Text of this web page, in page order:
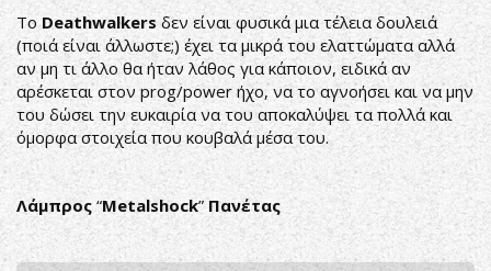
ΤοDeathwalkers δεν είναι φυσικά μια τέλεια δουλειά
(ποιά είναι άλλωστε;) έχει τα μικρά του ελαττώματα αλλά
αν μη τι άλλο θα ήταν λάθος για κάποιον, ειδικά αν
αρέσκεται στον prog/power ήχο, να το αγνοήσει και να μην
του δώσει την ευκαιρία να του αποκαλύψει τα πολλά και
όμορφα στοιχεία που κουβαλά μέσα του.
Λάμπρος “Metalshock”Πανέτας